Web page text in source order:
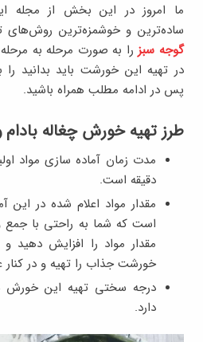
ما امروز در این بخش از مجله
ساده‌ترین و خوشمزه‌ترین روش‌های
گوجه سبز را به صورت مرحله به
در تهیه این خورشت باید بدانید
پس در ادامه مطلب همراه باشید.
طرز تهیه خورش چغاله
دقیقه است.
است که شما به راحتی با
مقدار مواد را افزایش
خورشت جذاب را تهیه و در کنار
درجه سختی تهیه این خورش
دارد.